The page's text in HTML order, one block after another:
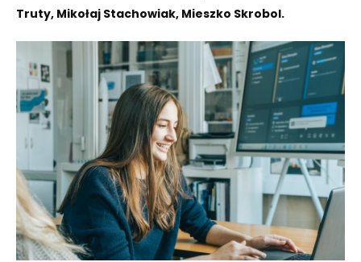
Truty, Mikołaj Stachowiak, Mieszko Skrobol.